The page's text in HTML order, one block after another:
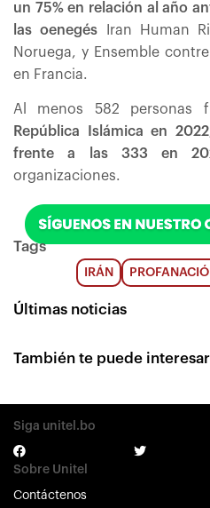
un 75% en relación al año
las oenegés
Iran Human
Noruega, y Ensemble
en Francia.
Al menos 582 personas
República Islámica en
frente a las 333 en
organizaciones.
Tags
IRÁN
Últimas noticias
También te puede interesar
Siga unitel.bo
Sobre Unitel
Contáctenos